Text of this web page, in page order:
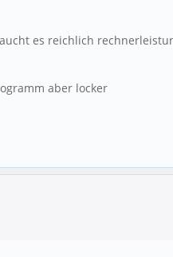
es reichlich
aber locker